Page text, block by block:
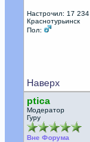
Настрочил: 17 234
Краснотурьинск
Пол:
Наверх
ptica
Модератор
Гуру
Вне Форума